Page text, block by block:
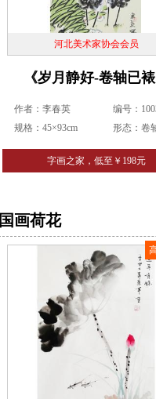
河北美术家协会会员
《岁月静好-卷轴已
作者：李春英
规格：45×93cm
编号：
形态：卷
字画之家，低至￥198元
国画荷花